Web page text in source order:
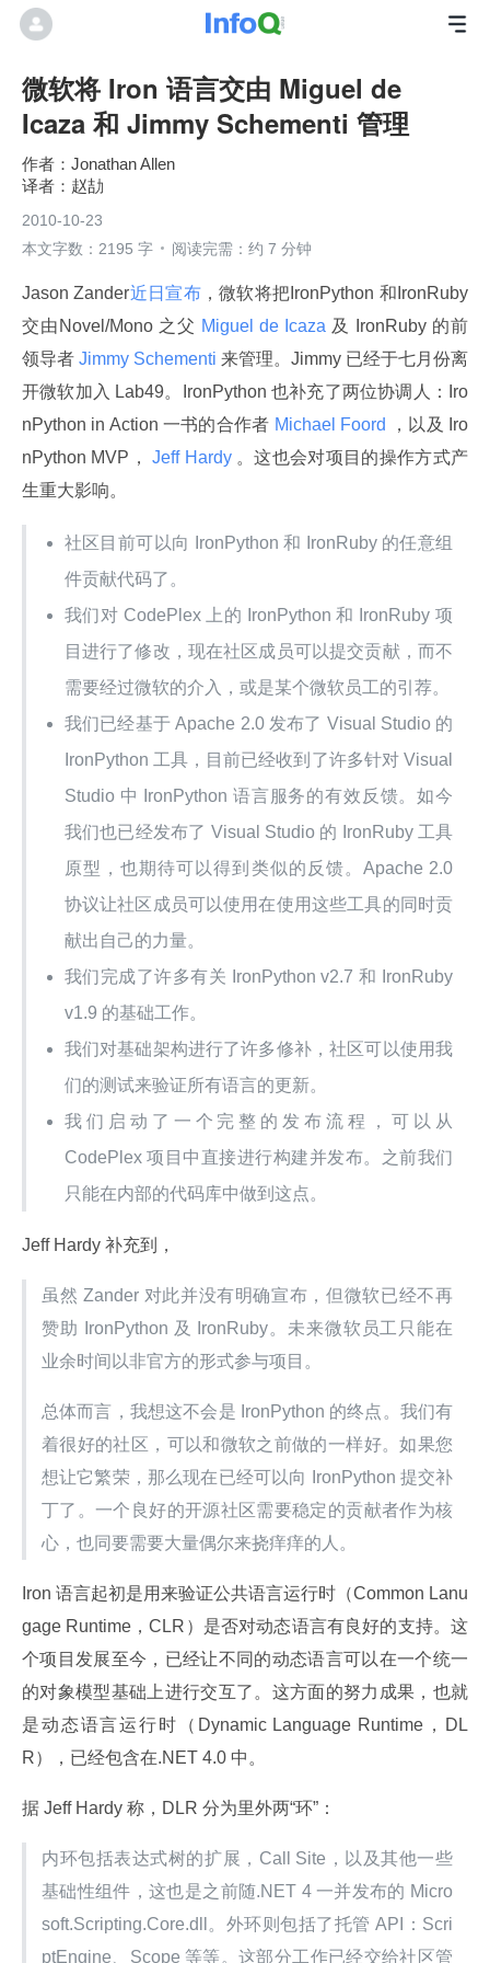
微软将 Iron 语言交由 Miguel de
Icaza 和 Jimmy Schementi 管理
Jonathan Allen
赵劼
2010-10-23
本文字数：2195 字
阅读完需：约 7 分钟
Jason Zander近日宣布，微软将把IronPython 和IronRuby
交由Novel/Mono 之父 Miguel de Icaza 及 IronRuby 的前
领导者 Jimmy Schementi 来管理。Jimmy 已经于七月份离
开微软加入 Lab49。IronPython 也补充了两位协调人：Iro
nPython in Action 一书的合作者 Michael Foord
，以及 Iro
nPython MVP，
Jeff Hardy 。这也会对项目的操作方式产
生重大影响。
社区目前可以向 IronPython 和 IronRuby 的任意组
件贡献代码了。
我们对 CodePlex 上的 IronPython 和 IronRuby 项
目进行了修改，现在社区成员可以提交贡献，而不
需要经过微软的介入，或是某个微软员工的引荐。
我们已经基于 Apache 2.0 发布了 Visual Studio 的
IronPython 工具，目前已经收到了许多针对 Visual
Studio 中 IronPython 语言服务的有效反馈。如今
我们也已经发布了 Visual Studio 的 IronRuby 工具
原型，也期待可以得到类似的反馈。Apache 2.0
协议让社区成员可以使用在使用这些工具的同时贡
献出自己的力量。
我们完成了许多有关 IronPython v2.7 和 IronRuby
v1.9 的基础工作。
我们对基础架构进行了许多修补，社区可以使用我
们的测试来验证所有语言的更新。
我们启动了一个完整的发布流程，可以从
CodePlex 项目中直接进行构建并发布。之前我们
只能在内部的代码库中做到这点。
Jeff Hardy 补充到，
虽然 Zander 对此并没有明确宣布，但微软已经不再
赞助 IronPython 及 IronRuby。未来微软员工只能在
业余时间以非官方的形式参与项目。
总体而言，我想这不会是 IronPython 的终点。我们有
着很好的社区，可以和微软之前做的一样好。如果您
想让它繁荣，那么现在已经可以向 IronPython 提交补
丁了。一个良好的开源社区需要稳定的贡献者作为核
心，也同要需要大量偶尔来挠痒痒的人。
Iron 语言起初是用来验证公共语言运行时（Common Lanu
gage Runtime，CLR）是否对动态语言有良好的支持。这
个项目发展至今，已经让不同的动态语言可以在一个统一
的对象模型基础上进行交互了。这方面的努力成果，也就
是动态语言运行时（Dynamic Language Runtime，DL
R），已经包含在.NET 4.0 中。
据 Jeff Hardy 称，DLR 分为里外两“环”：
内环包括表达式树的扩展，Call Site，以及其他一些
基础性组件，这也是之前随.NET 4 一并发布的 Micro
soft.Scripting.Core.dll。外环则包括了托管 API：Scri
ptEngine、Scope 等等。这部分工作已经交给社区管